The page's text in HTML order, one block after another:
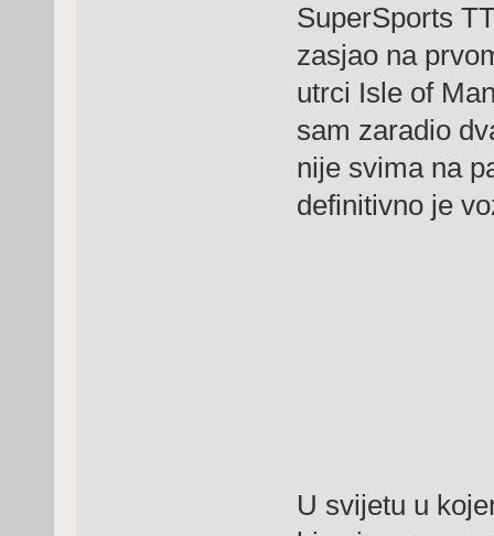
SuperSports
zasjao na
utrci Isle of
sam zaradio
nije svima na
definitivno je
U svijetu u